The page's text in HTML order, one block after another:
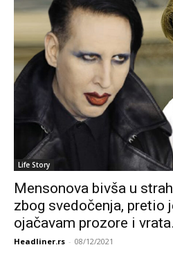
Life Story
Mensonova bivša u
zbog svedočenja, pretio
ojačavam prozore i
Headliner.rs - 08/12/2021